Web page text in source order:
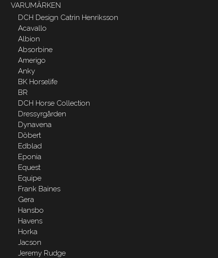
VARUMÄRKEN
DCH Design Catrin Henriksson
Acavallo
Albion
Absorbine
Amerigo
Anky
BK Horselife
BR
DCH Horse Collection
Dressyrgården
Dynavena
Döbert
Edblad
Eponia
Equest
Equipe
Frank Baines
Gera
Hansbo
Havens
Horka
Jacson
Jeremy Rudge